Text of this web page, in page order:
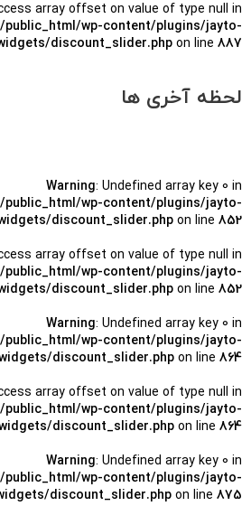
array offset on value of type null in
wp-content/plugins/jayto-
discount_slider.php on line 887
لحظه آخری ها
Warning: Undefined array key 0 in
wp-content/plugins/jayto-
discount_slider.php on line 852
array offset on value of type null in
wp-content/plugins/jayto-
discount_slider.php on line 852
Warning: Undefined array key 0 in
wp-content/plugins/jayto-
discount_slider.php on line 864
array offset on value of type null in
wp-content/plugins/jayto-
discount_slider.php on line 864
Warning: Undefined array key 0 in
wp-content/plugins/jayto-
discount_slider.php on line 875